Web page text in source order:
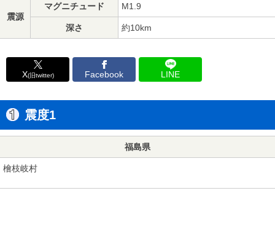
震源
マグニチュード M1.9
深さ 約10km
X(旧twitter) Facebook LINE
震度1
福島県
檜枝岐村